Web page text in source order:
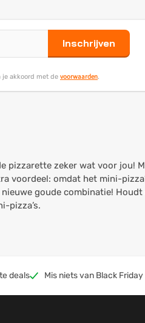
Inschrijven
akkoord met de voorwaarden.
pizzarette zeker wat voor jou!
voordeel: omdat het mini-
goude combinatie! Houdt
pizza’s.
deals Mis niets van Black Friday